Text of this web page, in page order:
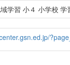
学習 小４ 小学校 学